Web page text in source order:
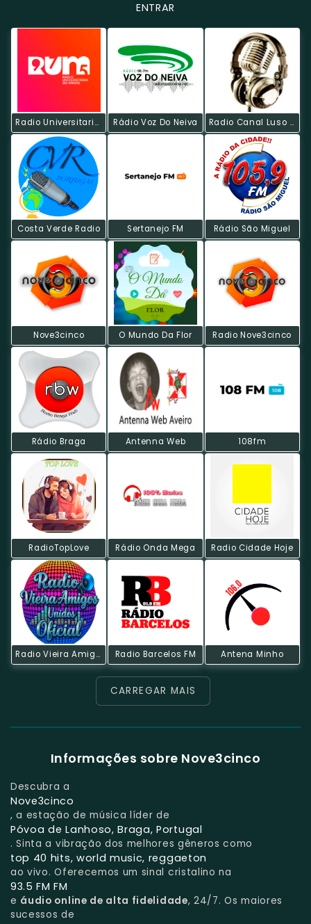
ENTRAR
Radio Universitaria Do Minho Rádio Voz Do Neiva Radio Canal Luso - Rock
Costa Verde Radio Sertanejo FM Rádio São Miguel
Nove3cinco O Mundo Da Flor Radio Nove3cinco
Rádio Braga Antenna Web 108fm
RadioTopLove Rádio Onda Mega Radio Cidade Hoje
Radio Vieira Amigos Unidos Radio Barcelos FM Antena Minho
CARREGAR MAIS
Informações sobre Nove3cinco
Descubra a
Nove3cinco
, a estação de música líder de
Póvoa de Lanhoso, Braga, Portugal
. Sinta a vibração dos melhores gêneros como
top 40 hits, world music, reggaeton
ao vivo. Oferecemos um sinal cristalino na
93.5 FM FM
e áudio online de alta fidelidade, 24/7. Os maiores
sucessos de